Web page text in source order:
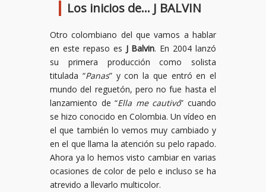
Los inicios de… J BALVIN
Otro colombiano del que vamos a hablar
en este repaso es J Balvin. En 2004 lanzó
su primera producción como solista
titulada “Panas” y con la que entró en el
mundo del reguetón, pero no fue hasta el
lanzamiento de “Ella me cautivó” cuando
se hizo conocido en Colombia. Un vídeo en
el que también lo vemos muy cambiado y
en el que llama la atención su pelo rapado.
Ahora ya lo hemos visto cambiar en varias
ocasiones de color de pelo e incluso se ha
atrevido a llevarlo multicolor.